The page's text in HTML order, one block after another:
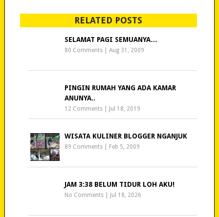
RELATED POSTS
SELAMAT PAGI SEMUANYA…
80 Comments |Aug 31, 2009
PINGIN RUMAH YANG ADA KAMAR
ANUNYA..
12 Comments Jul 18, 2019
WISATA KULINER BLOGGER NGANJUK
89 Comments Feb 5, 2009
JAM 3:38 BELUM TIDUR LOH AKU!
No Comments Jul 18, 2026